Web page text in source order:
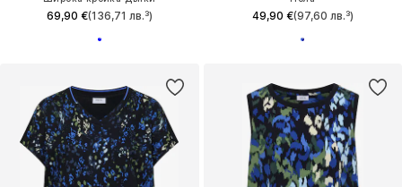
69,90 €(136,71 лв.³) 49,90 €(97,60 лв.³)